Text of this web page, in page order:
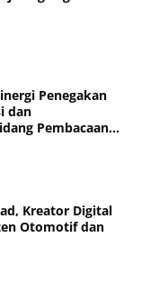
Penegakan
dan
Pembacaan
Kreator Digital
Otomotif dan